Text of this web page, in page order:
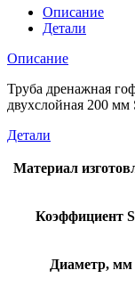
Описание
Детали
Описание
Труба дренажная
двухслойная 200
Детали
Материал
Коэффициент
Диаметр, мм